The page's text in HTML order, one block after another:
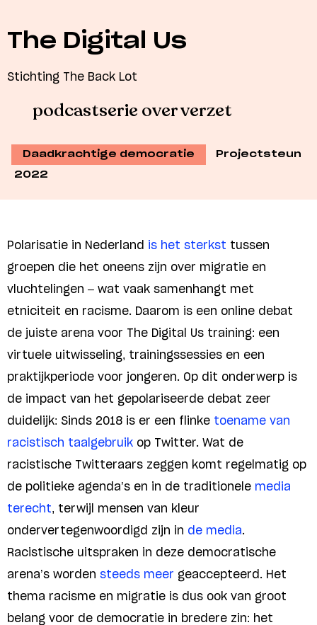
The Digital Us
Stichting The Back Lot
podcastserie over verzet
Daadkrachtige democratie Projectsteun
2022
Polarisatie in Nederland is het sterkst tussen
groepen die het oneens zijn over migratie en
vluchtelingen – wat vaak samenhangt met
etniciteit en racisme. Daarom is een online debat
de juiste arena voor The Digital Us training: een
virtuele uitwisseling, trainingssessies en een
praktijkperiode voor jongeren. Op dit onderwerp is
de impact van het gepolariseerde debat zeer
duidelijk: Sinds 2018 is er een flinke toename van
racistisch taalgebruik op Twitter. Wat de
racistische Twitteraars zeggen komt regelmatig op
de politieke agenda’s en in de traditionele media
terecht, terwijl mensen van kleur
ondervertegenwoordigd zijn in de media.
Racistische uitspraken in deze democratische
arena’s worden steeds meer geaccepteerd. Het
thema racisme en migratie is dus ook van groot
belang voor de democratie in bredere zin: het